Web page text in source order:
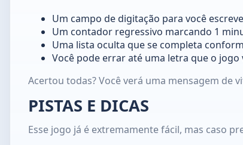
Um campo de digitação para você
Um contador regressivo marcando 1
Uma lista oculta que se completa
Você pode errar até uma letra que o
Acertou todas? Você verá uma mensagem de
PISTAS E DICAS
Esse jogo já é extremamente fácil, mas caso